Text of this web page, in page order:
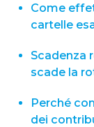
Come
cartelle
Scadenza
scade la
Perché
dei